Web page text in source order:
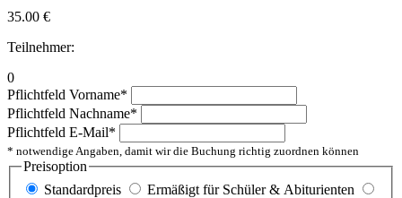
35.00 €
Teilnehmer:
0
Pflichtfeld Vorname*
Pflichtfeld Nachname*
Pflichtfeld E-Mail*
* notwendige Angaben, damit wir die Buchung richtig zuordnen können
Preisoption
Standardpreis
Ermäßigt für Schüler & Abiturienten